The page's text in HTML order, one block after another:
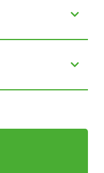
im Arganöl
Die
Juckreiz lässt
geschmeidig
nachhaltige
Nagelhaut. Bei